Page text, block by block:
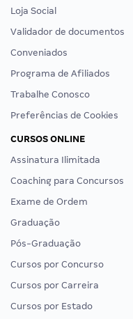
Loja Social
Validador de documentos
Conveniados
Programa de Afiliados
Trabalhe Conosco
Preferências de Cookies
CURSOS ONLINE
Assinatura Ilimitada
Coaching para Concursos
Exame de Ordem
Graduação
Pós-Graduação
Cursos por Concurso
Cursos por Carreira
Cursos por Estado